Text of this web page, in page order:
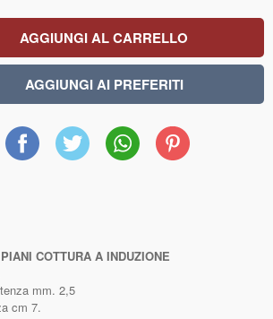
Facebook X WhatsAppPinterest
COTTURA A INDUZIONE
mm. 2,5
cm 7.